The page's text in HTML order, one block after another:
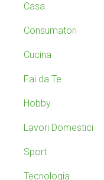
S
d
e
b
a
s
e
b
i
Casa
Consumatori
Cucina
Fai da Te
Hobby
Lavori Domestici
Sport
Tecnologia